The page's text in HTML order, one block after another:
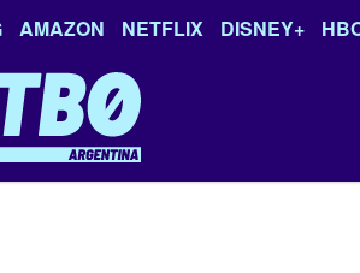
AMAZON NETFLIX DISNEY+